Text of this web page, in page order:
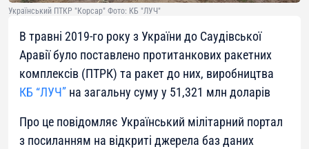
Український ПТКР "Корсар" Фото: КБ "ЛУЧ"
В травні 2019-го року з України до Саудівської
Аравії було поставлено протитанкових ракетних
комплексів (ПТРК) та ракет до них, виробництва
КБ “ЛУЧ” на загальну суму у 51,321 млн доларів
Про це повідомляє Український мілітарний портал
з посиланням на відкриті джерела баз даних